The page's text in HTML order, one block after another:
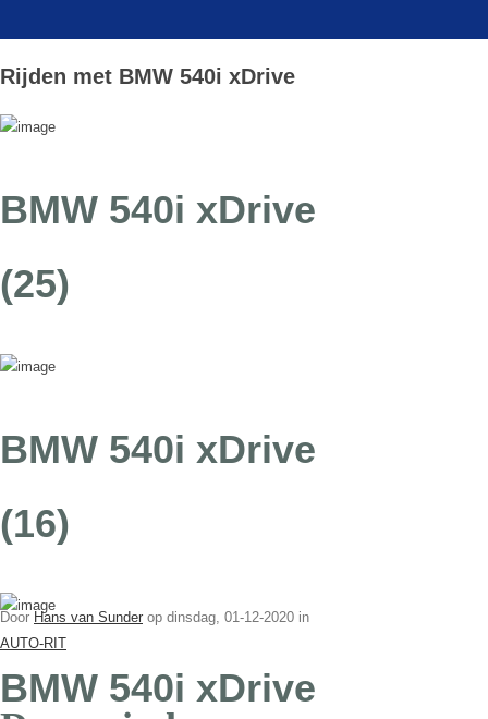
Rijden met BMW 540i xDrive
BMW 540i xDrive
(25)
BMW 540i xDrive
(16)
BMW 540i xDrive
Door Hans van Sunder op dinsdag, 01-12-2020 in
AUTO-RIT